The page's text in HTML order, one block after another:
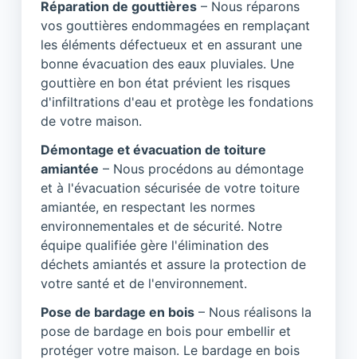
Réparation de gouttières – Nous réparons
vos gouttières endommagées en remplaçant
les éléments défectueux et en assurant une
bonne évacuation des eaux pluviales. Une
gouttière en bon état prévient les risques
d'infiltrations d'eau et protège les fondations
de votre maison.
Démontage et évacuation de toiture
amiantée – Nous procédons au démontage
et à l'évacuation sécurisée de votre toiture
amiantée, en respectant les normes
environnementales et de sécurité. Notre
équipe qualifiée gère l'élimination des
déchets amiantés et assure la protection de
votre santé et de l'environnement.
Pose de bardage en bois – Nous réalisons la
pose de bardage en bois pour embellir et
protéger votre maison. Le bardage en bois